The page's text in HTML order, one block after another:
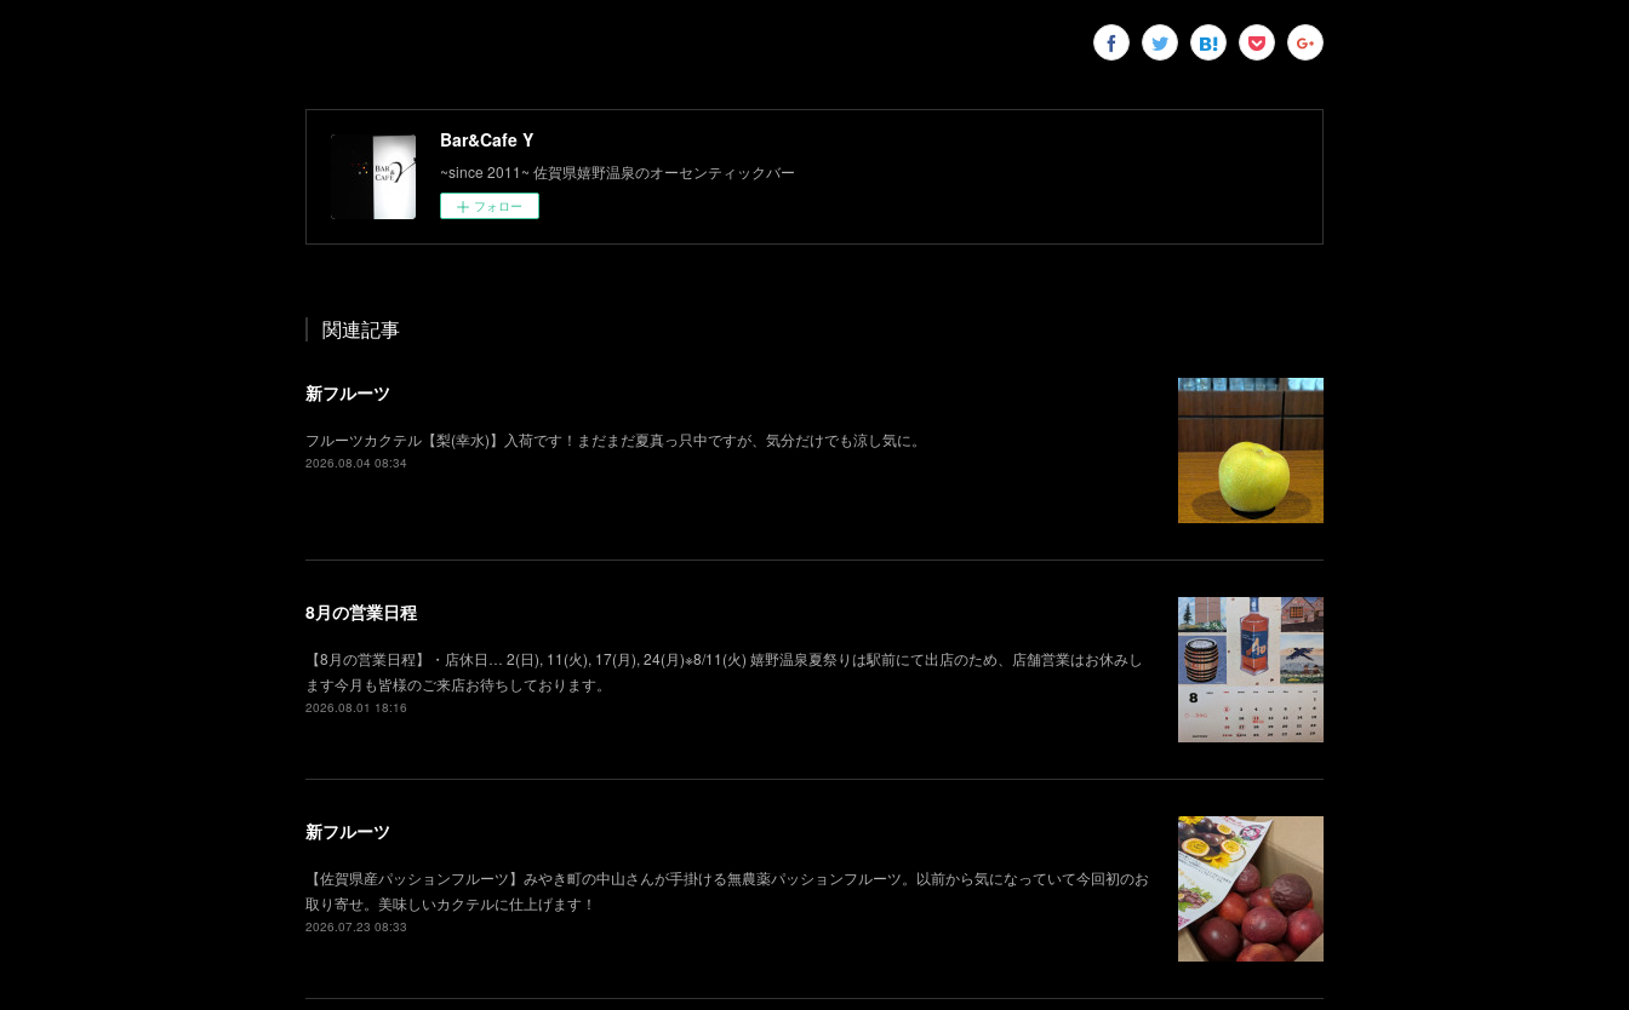
Bar&Cafe Y
~since 2011~ 佐賀県嬉野温泉のオーセンティックバー
フォロー
関連記事
新フルーツ
フルーツカクテル【梨(幸水)】入荷です！まだまだ夏真っ只中ですが、気分だけでも涼し気に。
2026.08.04 08:34
8月の営業日程
【8月の営業日程】・店休日… 2(日), 11(火), 17(月), 24(月)※8/11(火) 嬉野温泉夏祭りは駅前にて出店のため、店舗営業はお休みし
ます今月も皆様のご来店お待ちしております。
2026.08.01 18:16
新フルーツ
【佐賀県産パッションフルーツ】みやき町の中山さんが手掛ける無農薬パッションフルーツ。以前から気になっていて今回初のお
取り寄せ。美味しいカクテルに仕上げます！
2026.07.23 08:33